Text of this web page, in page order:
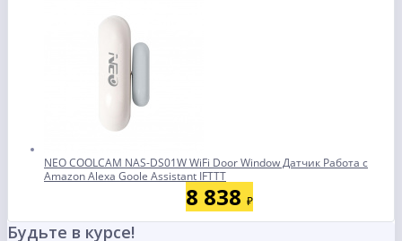
NEO COOLCAM NAS-DS01W WiFi Door Window Датчик Работа с
Amazon Alexa Goole Assistant IFTTT
8 838 ₽
Будьте в курсе!